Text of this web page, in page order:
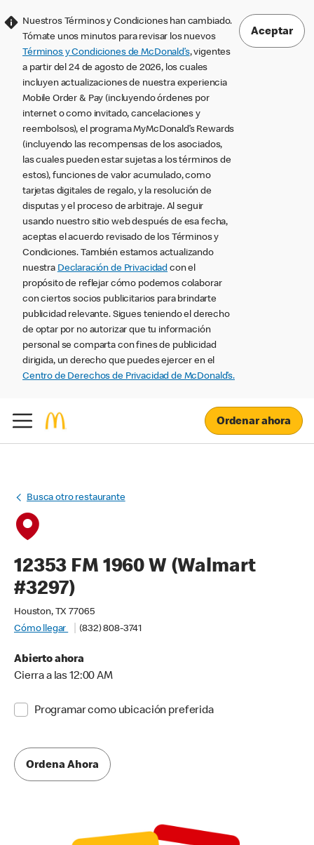
Nuestros Términos y Condiciones han cambiado.
Tómate unos minutos para revisar los nuevos
Términos y Condiciones de McDonald’s, vigentes
a partir del 24 de agosto de 2026, los cuales
incluyen actualizaciones de nuestra experiencia
Mobile Order & Pay (incluyendo órdenes por
internet o como invitado, cancelaciones y
reembolsos), el programa MyMcDonald’s Rewards
(incluyendo las recompensas de los asociados,
las cuales pueden estar sujetas a los términos de
estos), funciones de valor acumulado, como
tarjetas digitales de regalo, y la resolución de
disputas y el proceso de arbitraje. Al seguir
usando nuestro sitio web después de esa fecha,
aceptas el acuerdo revisado de los Términos y
Condiciones. También estamos actualizando
nuestra Declaración de Privacidad con el
propósito de reflejar cómo podemos colaborar
con ciertos socios publicitarios para brindarte
publicidad relevante. Sigues teniendo el derecho
de optar por no autorizar que tu información
personal se comparta con fines de publicidad
dirigida, un derecho que puedes ejercer en el
Centro de Derechos de Privacidad de McDonald’s.
Aceptar
Ordenar ahora
Busca otro restaurante
12353 FM 1960 W (Walmart
#3297)
Houston, TX 77065
Cómo llegar
(832) 808-3741
Abierto ahora
Cierra a las 12:00 AM
Programar como ubicación preferida
Ordena Ahora